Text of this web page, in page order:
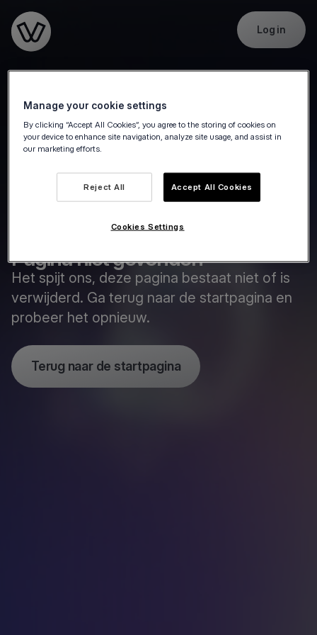
Log in
Pagina niet gevonden
Het spijt ons, deze pagina bestaat niet of is
verwijderd. Ga terug naar de startpagina en
probeer het opnieuw.
Terug naar de startpagina
Manage your cookie settings
By clicking “Accept All Cookies”, you agree to the storing of cookies on
your device to enhance site navigation, analyze site usage, and assist in
our marketing efforts.
Reject All Accept All Cookies
Cookies Settings